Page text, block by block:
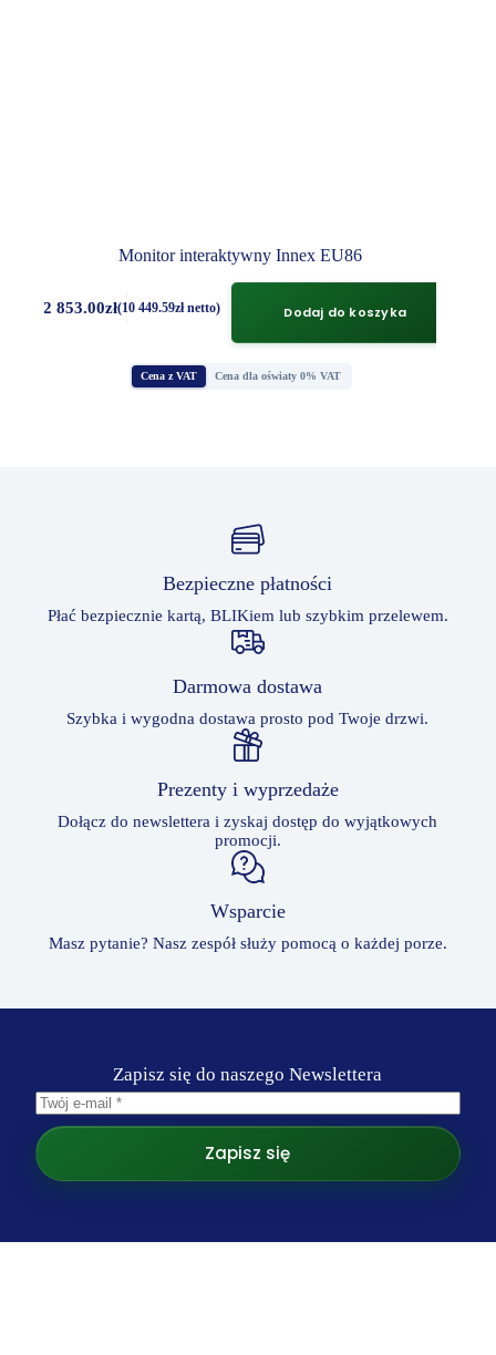
Monitor interaktywny Innex EU86
12 853.00zł(10 449.59złnetto) Dodaj do koszyka
Cena z VAT Cena dla oświaty 0% VAT
Bezpieczne płatności
Płać bezpiecznie kartą, BLIKiem lub szybkim przelewem.
Darmowa dostawa
Szybka i wygodna dostawa prosto pod Twoje drzwi.
Prezenty i wyprzedaże
Dołącz do newslettera i zyskaj dostęp do wyjątkowych
promocji.
Wsparcie
Masz pytanie? Nasz zespół służy pomocą o każdej porze.
Zapisz się do naszego Newslettera
Zapisz się